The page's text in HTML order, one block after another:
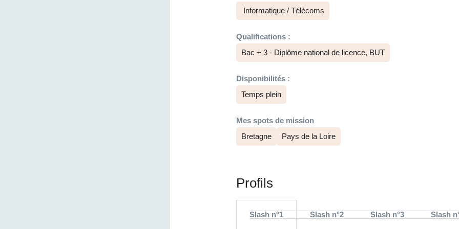
Informatique / Télécoms
Qualifications :
Bac + 3 - Diplôme national de licence, BUT
Disponibilités :
Temps plein
Mes spots de mission
Bretagne
Pays de la Loire
Profils
Slash n°1 Slash n°2 Slash n°3 Slash